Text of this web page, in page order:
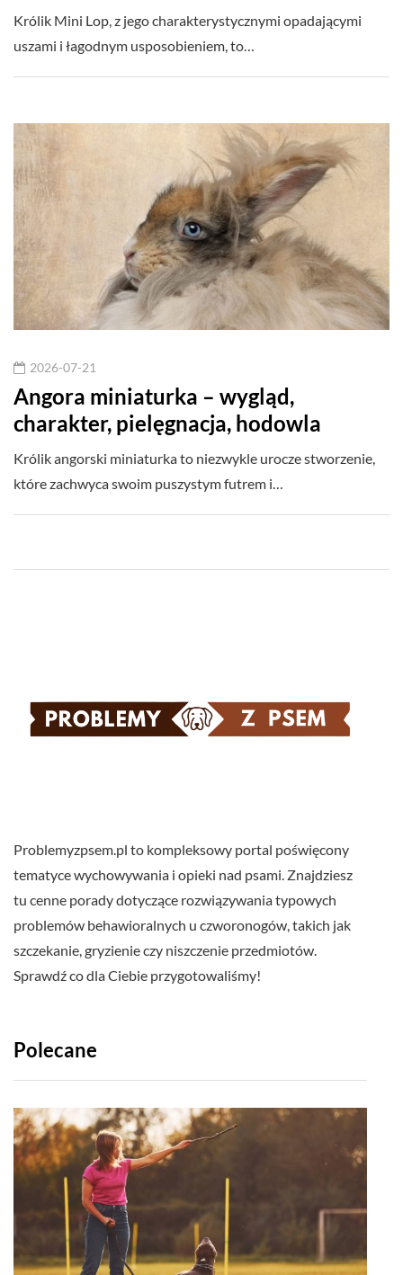
Królik Mini Lop, z jego charakterystycznymi opadającymi
uszami i łagodnym usposobieniem, to…
2026-07-21
Angora miniaturka – wygląd,
charakter, pielęgnacja, hodowla
Królik angorski miniaturka to niezwykle urocze stworzenie,
które zachwyca swoim puszystym futrem i…
Problemyzpsem.pl to kompleksowy portal poświęcony
tematyce wychowywania i opieki nad psami. Znajdziesz
tu cenne porady dotyczące rozwiązywania typowych
problemów behawioralnych u czworonogów, takich jak
szczekanie, gryzienie czy niszczenie przedmiotów.
Sprawdź co dla Ciebie przygotowaliśmy!
Polecane